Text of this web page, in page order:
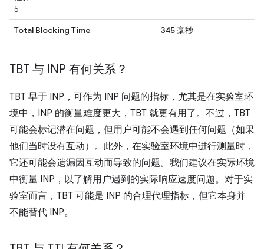
5
Total Blocking Time 345 毫秒
TBT 与 INP 有何关系？
TBT 早于 INP，可作为 INP 问题的指标，尤其是在实验室环
境中，INP 的衡量难度更大，TBT 就更有用了。不过，TBT
可能会标记潜在问题，但用户可能不会遇到任何问题（如果
他们当时没有互动）。此外，在实验室环境中进行测量时，
它还可能会遗漏因互动而导致的问题。我们建议在实际环境
中衡量 INP，以了解用户遇到的实际响应速度问题。对于实
验室而言，TBT 可能是 INP 的合理代理指标，但它本身并
不能替代 INP。